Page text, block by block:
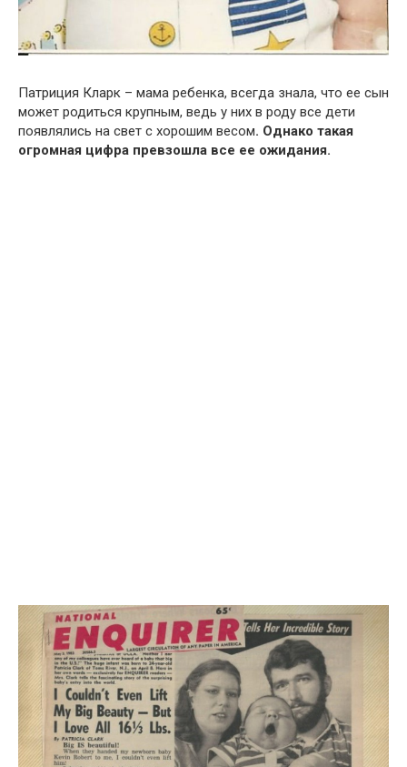
Патриция Кларк – мама ребенка, всегда знала, что ее сын
может родиться крупным, ведь у них в роду все дети
появлялись на свет с хорошим весом. Однако такая
огромная цифра превзошла все ее ожидания.